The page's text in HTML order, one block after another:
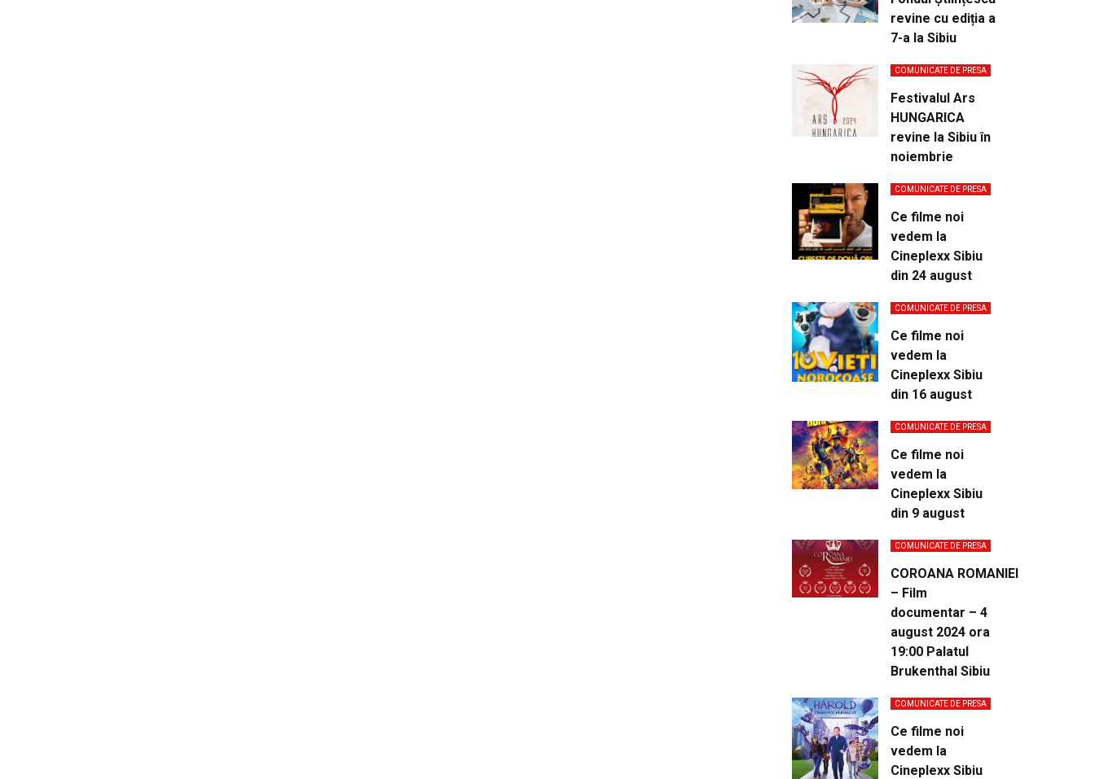
revine cu ediția a
7-a la Sibiu
COMUNICATE DE PRESA
Festivalul Ars
HUNGARICA
revine la Sibiu în
noiembrie
COMUNICATE DE PRESA
Ce filme noi
vedem la
Cineplexx Sibiu
din 24 august
COMUNICATE DE PRESA
Ce filme noi
vedem la
Cineplexx Sibiu
din 16 august
COMUNICATE DE PRESA
Ce filme noi
vedem la
Cineplexx Sibiu
din 9 august
COMUNICATE DE PRESA
COROANA ROMANIEI
– Film
documentar – 4
august 2024 ora
19:00 Palatul
Brukenthal Sibiu
COMUNICATE DE PRESA
Ce filme noi
vedem la
Cineplexx Sibiu